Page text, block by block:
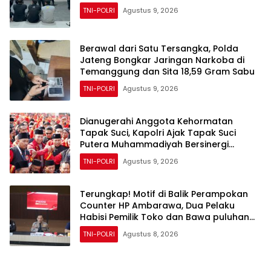
TNI-POLRI Agustus 9, 2026
Berawal dari Satu Tersangka, Polda
Jateng Bongkar Jaringan Narkoba di
Temanggung dan Sita 18,59 Gram Sabu
TNI-POLRI Agustus 9, 2026
Dianugerahi Anggota Kehormatan
Tapak Suci, Kapolri Ajak Tapak Suci
Putera Muhammadiyah Bersinergi
dengan Polri Jaga Generasi Muda dari
Ancaman Zaman
TNI-POLRI Agustus 9, 2026
Terungkap! Motif di Balik Perampokan
Counter HP Ambarawa, Dua Pelaku
Habisi Pemilik Toko dan Bawa puluhan
HP
TNI-POLRI Agustus 8, 2026